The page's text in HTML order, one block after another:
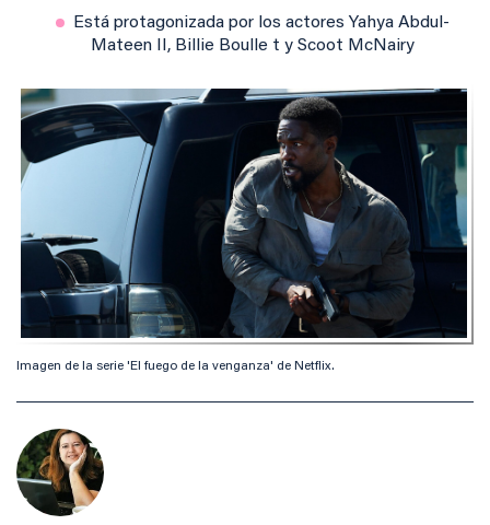
Está protagonizada por los actores Yahya Abdul-
Mateen II, Billie Boulle t y Scoot McNairy
Imagen de la serie 'El fuego de la venganza' de Netflix.